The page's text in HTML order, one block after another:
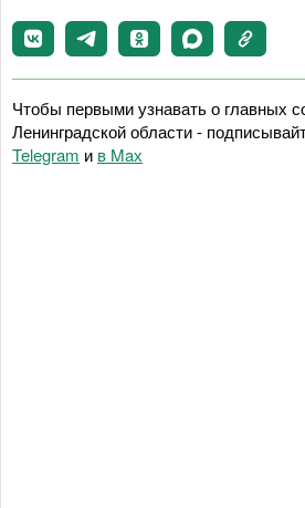
Чтобы первыми узнавать о главных
Ленинградской области -
Telegram и в Maх